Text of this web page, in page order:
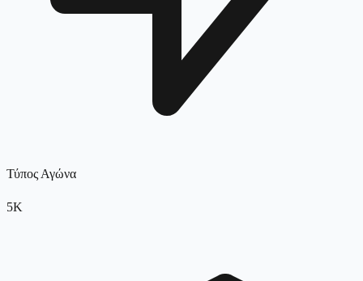
Τύπος Αγώνα
5K